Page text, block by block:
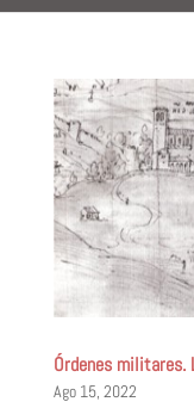
Órdenes militares.
Ago 15, 2022